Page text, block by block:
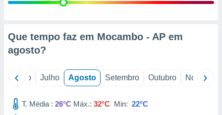
através
estudos
Que tempo faz em Mocambo - AP em
agosto?
Junho Julho Agosto Setembro Outubro Novembro
T. Média : 26°C Máx.: 32°C Min: 22°C